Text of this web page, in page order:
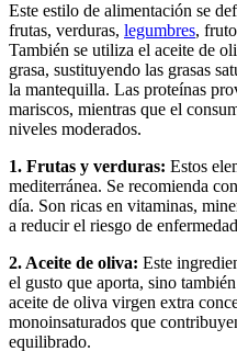
Este estilo de alimentación se
frutas, verduras, legumbres,
También se utiliza el aceite de
grasa, sustituyendo las grasas
la mantequilla. Las proteínas
mariscos, mientras que el
niveles moderados.
1. Frutas y verduras: Estos
mediterránea. Se recomienda
día. Son ricas en vitaminas,
a reducir el riesgo de
2. Aceite de oliva: Este
el gusto que aporta, sino
aceite de oliva virgen extra
monoinsaturados que
equilibrado.